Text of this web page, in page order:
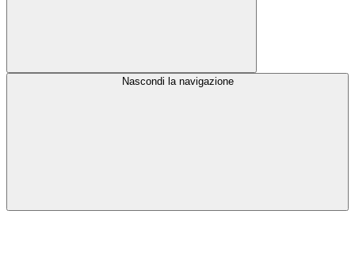
Nascondi la navigazione